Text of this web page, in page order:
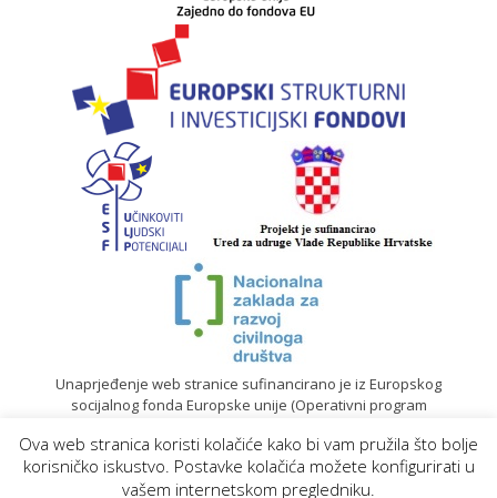
Unaprjeđenje web stranice sufinancirano je iz Europskog
socijalnog fonda Europske unije (Operativni program
© 2020. Sadržaj mrežne stranice isključiva je odgovornost
Gradskog društva Crvenog križa Koprivnica | Izrada web
Ova web stranica koristi kolačiće kako bi vam pružila što bolje
korisničko iskustvo. Postavke kolačića možete konfigurirati u
vašem internetskom pregledniku.